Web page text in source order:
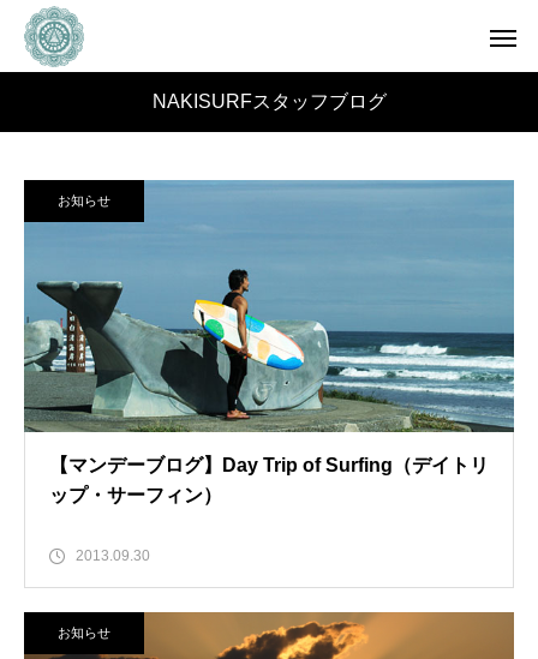
NAKISURFスタッフブログ
お知らせ
【マンデーブログ】Day Trip of Surfing（デイトリ
ップ・サーフィン）
2013.09.30
お知らせ